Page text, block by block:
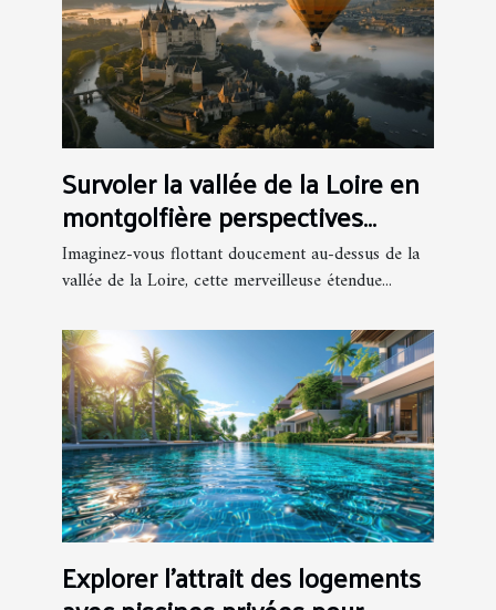
Survoler la vallée de la Loire en
montgolfière perspectives
uniques et châteaux
majestueux
Imaginez-vous flottant doucement au-dessus de la
vallée de la Loire, cette merveilleuse étendue...
Explorer l'attrait des logements